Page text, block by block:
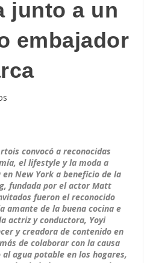
junto a un
embajador
convocó a reconocidas
el lifestyle y la moda a
New York a beneficio de la
fundada por el actor Matt
fueron el reconocido
amante de la buena cocina e
actriz y conductora, Yoyi
y creadora de contenido en
de colaborar con la causa
agua potable en los hogares,